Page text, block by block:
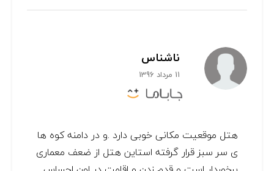
ناشناس
11 مرداد 1396
هتل موقعیت مکانی خوبی دارد .و در دامنه کوه ها
ی سر سبز قرار گرفته استاین هتل از ضعف معماری